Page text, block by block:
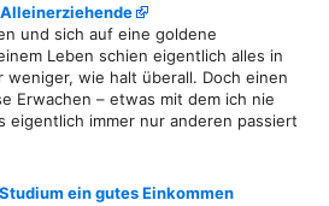
und sich auf eine goldene
Leben schien eigentlich alles in
weniger, wie halt überall. Doch einen
Erwachen – etwas mit dem ich nie
eigentlich immer nur anderen passiert
ein gutes Einkommen